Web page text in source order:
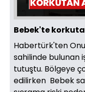
Bebek'te
Habertürk'ten
sahilinde bulunan
tutuştu. Bölgeye
edilirken Bebek